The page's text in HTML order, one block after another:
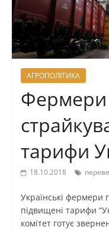
АГРОПОЛІТИКА
Фермери
тарифи
18.10.2018
Українські фермери
підвищені тарифи
комітет готує